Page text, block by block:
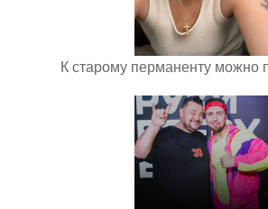
К старому перманенту можно